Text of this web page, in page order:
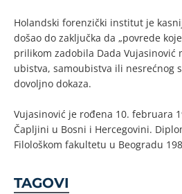
Holandski forenzički institut je
došao do zaključka da „povrede
prilikom zadobila Dada
ubistva, samoubistva ili nesrećnog
dovoljno dokaza.
Vujasinović je rođena 10. februara
Čapljini u Bosni i Hercegovini.
Filološkom fakultetu u Beogradu
TAGOVI